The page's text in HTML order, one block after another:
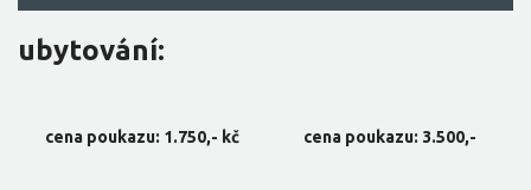
ubytování:
cena poukazu: 1.750,- kč cena poukazu: 3.500,-